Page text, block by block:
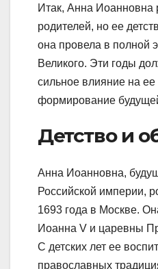
Итак, Анна Иоанновна
родителей, но ее
она провела в полной
Великого. Эти годы
сильное влияние на ее
формирование
Детство и
Анна Иоанновна,
Российской империи,
1693 года в Москве.
Иоанна V и царевны
С детских лет ее
православных